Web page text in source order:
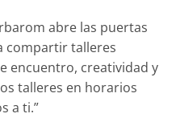
abre las puertas
compartir talleres
encuentro, creatividad y
talleres en horarios
a ti.”